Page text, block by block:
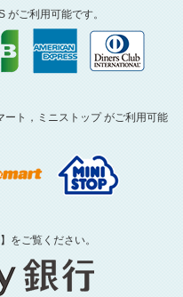
ご利用可能です。
ト，ミニストップ がご利用可能
】をご覧ください。